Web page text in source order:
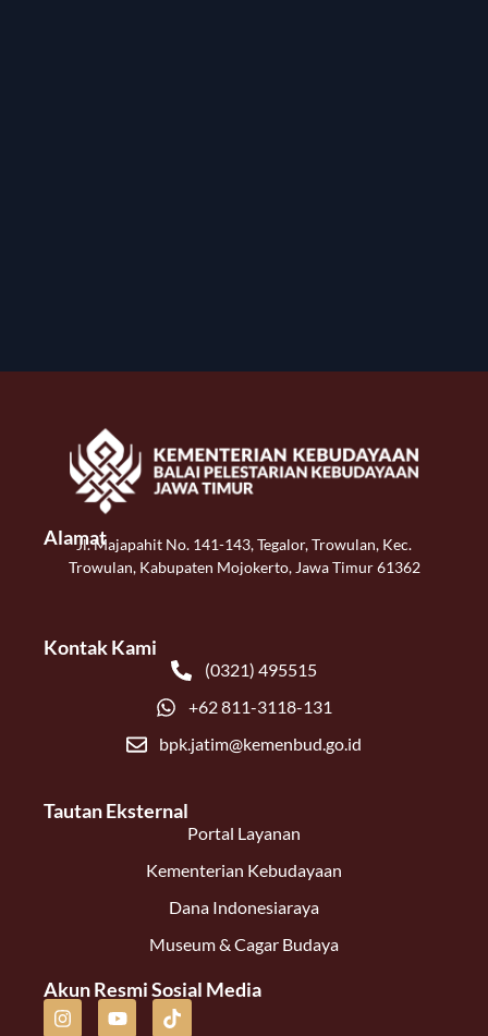
AlamatJl. Majapahit No. 141-143, Tegalor, Trowulan, Kec.
Trowulan, Kabupaten Mojokerto, Jawa Timur 61362
Kontak Kami
(0321) 495515
+62 811-3118-131
bpk.jatim@kemenbud.go.id
Tautan Eksternal
Portal Layanan
Kementerian Kebudayaan
Dana Indonesiaraya
Museum & Cagar Budaya
Akun Resmi Sosial Media